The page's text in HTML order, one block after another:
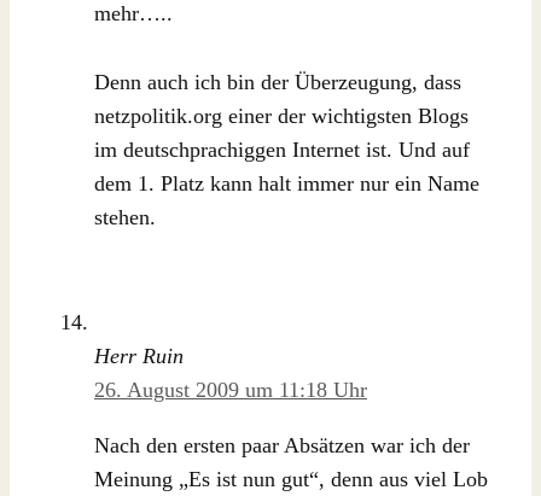
mehr…..
Denn auch ich bin der Überzeugung, dass
netzpolitik.org einer der wichtigsten Blogs
im deutschprachiggen Internet ist. Und auf
dem 1. Platz kann halt immer nur ein Name
stehen.
Herr Ruin
26. August 2009 um 11:18 Uhr
Nach den ersten paar Absätzen war ich der
Meinung „Es ist nun gut“, denn aus viel Lob